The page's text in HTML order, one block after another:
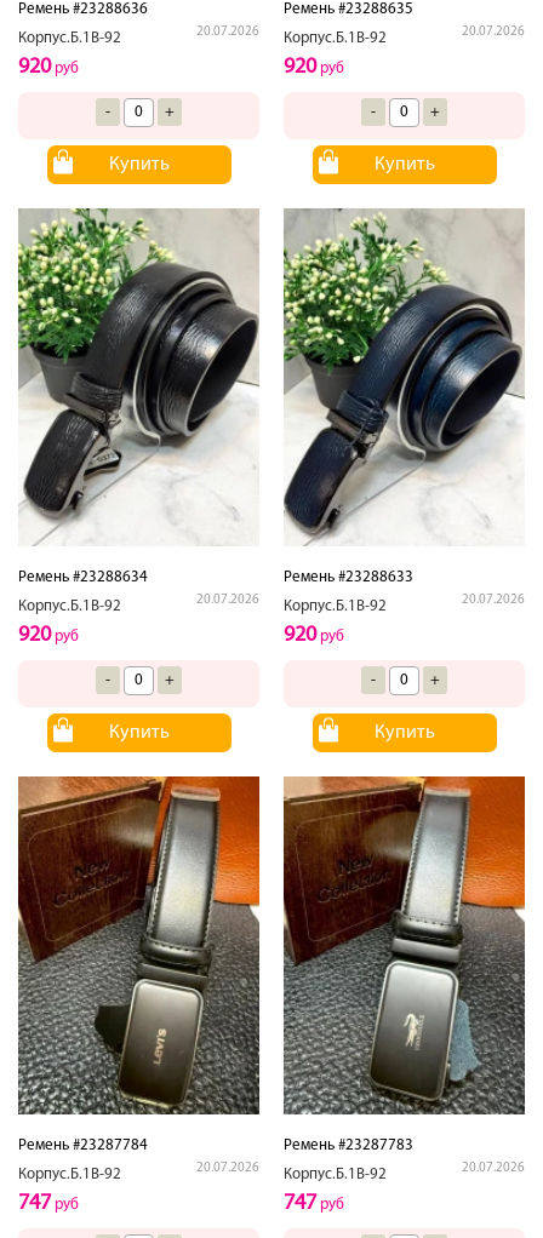
Ремень #23288636
Корпус.Б.1В-92
20.07.2026
920руб
- +
Купить
Ремень #23288635
Корпус.Б.1В-92
20.07.2026
920руб
- +
Купить
Ремень #23288634
Корпус.Б.1В-92
20.07.2026
920руб
- +
Купить
Ремень #23288633
Корпус.Б.1В-92
20.07.2026
920руб
- +
Купить
Ремень #23287784
Корпус.Б.1В-92
20.07.2026
747 руб
Ремень #23287783
Корпус.Б.1В-92
20.07.2026
747 руб